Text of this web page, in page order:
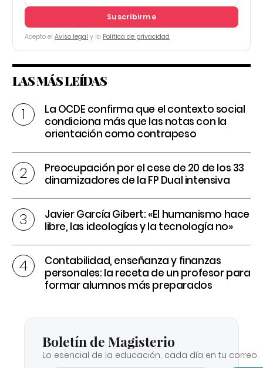
Suscribirme
Acepto el Aviso legal y la Política de privacidad
LAS MÁS LEÍDAS
La OCDE confirma que el contexto social
condiciona más que las notas con la
orientación como contrapeso
Preocupación por el cese de 20 de los 33
dinamizadores de la FP Dual intensiva
Javier García Gibert: «El humanismo hace
libre, las ideologías y la tecnología no»
Contabilidad, enseñanza y finanzas
personales: la receta de un profesor para
formar alumnos más preparados
Boletín de Magisterio
Lo esencial de la educación, cada día en tu correo.